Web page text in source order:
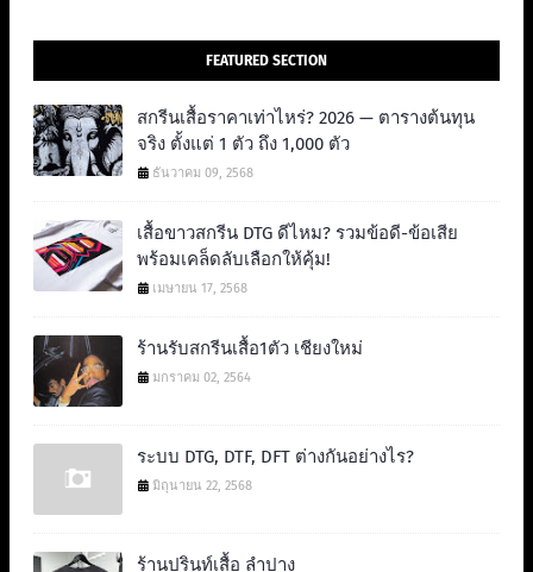
FEATURED SECTION
สกรีนเสื้อราคาเท่าไหร่? 2026 — ตารางต้นทุน
จริง ตั้งแต่ 1 ตัว ถึง 1,000 ตัว
ธันวาคม 09, 2568
เสื้อขาวสกรีน DTG ดีไหม? รวมข้อดี-ข้อเสีย
พร้อมเคล็ดลับเลือกให้คุ้ม!
เมษายน 17, 2568
ร้านรับสกรีนเสื้อ1ตัว เชียงใหม่
มกราคม 02, 2564
ระบบ DTG, DTF, DFT ต่างกันอย่างไร?
มิถุนายน 22, 2568
ร้านปรินท์เสื้อ ลำปาง